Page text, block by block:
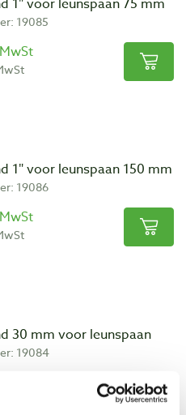
1″ voor leunspaan 75 mm
19085
1″ voor leunspaan 150 mm
19086
30 mm voor leunspaan
19084